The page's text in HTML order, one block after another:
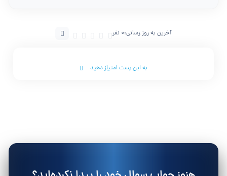
آخرین به روز رسانی:0 نفر
به این پست امتیاز دهید